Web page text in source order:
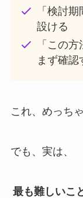
「検討
設ける
「この
まず確認
これ、めっち
でも、実は、
最も難しいこ